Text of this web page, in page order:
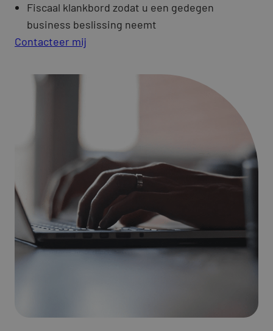
Fiscaal klankbord zodat u een gedegen
business beslissing neemt
Contacteer mij